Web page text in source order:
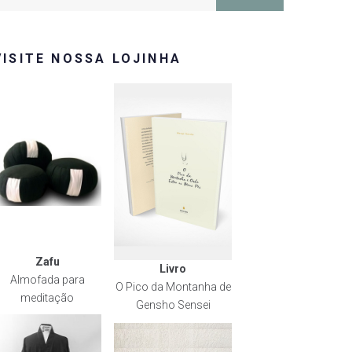
NOSSA LOJINHA
Zafu
Almofada para
meditação
Livro
O Pico da Montanha de
Gensho Sensei